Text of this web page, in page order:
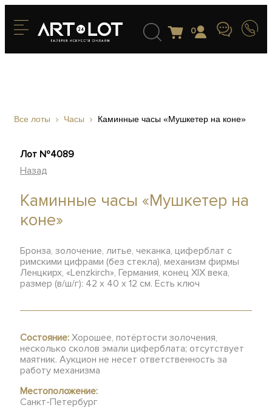
0
Все лоты Часы Каминные часы «Мушкетер на коне»
Лот №4089
Назад
Каминные часы «Мушкетер на
коне»
Бронза, золочение, литье, чеканка, циферблат с
римскими цифрами (без стекла), механизм фирмы
Ленцкирх, «Lenzkirch», Германия, конец XIX века,
размер (в/ш/г): 42 х 40 х 12 см. Есть ключ
Состояние: Хорошее, потёртости золочения,
несколько сколов эмали циферблата; отсутствует
маятник. Аукцион не несет ответственность за
работу механизма
Местоположение:
Санкт-Петербург